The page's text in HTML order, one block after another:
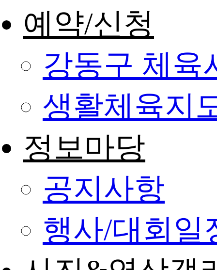
예약/신청
강동구 체육
생활체육지
정보마당
공지사항
행사/대회일